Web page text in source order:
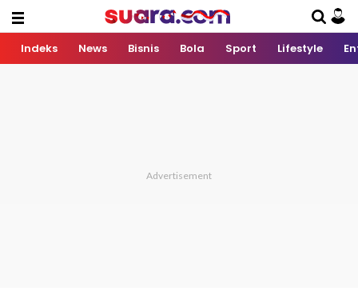
Indeks News Bisnis Bola Sport Lifestyle